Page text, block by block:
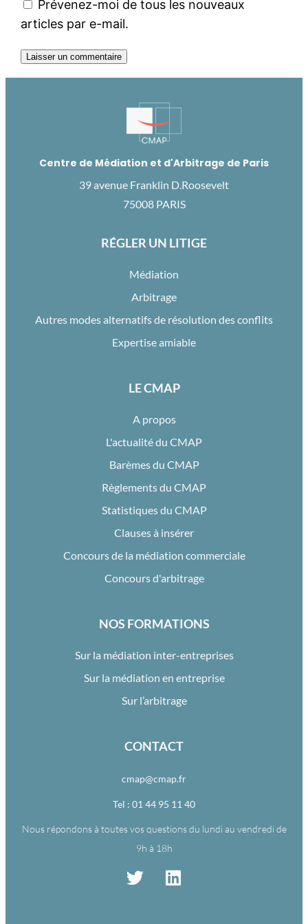
Prévenez-moi de tous les nouveaux
articles par e-mail.
Centre de Médiation et d'Arbitrage de Paris
39 avenue Franklin D.Roosevelt
75008 PARIS
RÉGLER UN LITIGE
Médiation
Arbitrage
Autres modes alternatifs de résolution des conflits
Expertise amiable
LE CMAP
A propos
L'actualité du CMAP
Barèmes du CMAP
Règlements du CMAP
Statistiques du CMAP
Clauses à insérer
Concours de la médiation commerciale
Concours d'arbitrage
NOS FORMATIONS
Sur la médiation inter-entreprises
Sur la médiation en entreprise
Sur l’arbitrage
CONTACT
cmap@cmap.fr
Tel : 01 44 95 11 40
Nous répondons à toutes vos questions du lundi au vendredi de
9h à 18h